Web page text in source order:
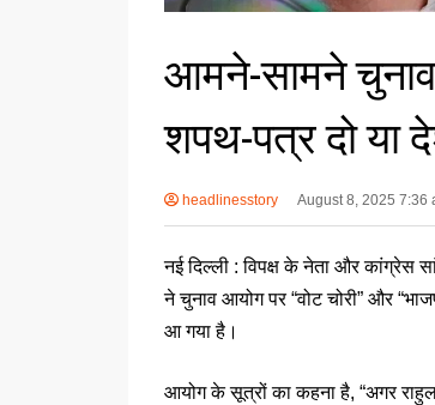
आमने-सामने
शपथ-पत्र दो या
headlinesstory August 8, 2025 7:36
नई दिल्ली : विपक्ष के नेता और कांग्रेस
ने चुनाव आयोग पर “वोट चोरी” और
आ गया है।
आयोग के सूत्रों का कहना है, “अगर